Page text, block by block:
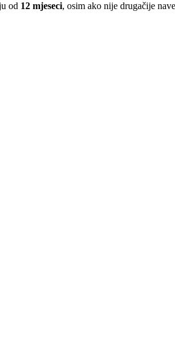
od 12 mjeseci, osim ako nije drugačije